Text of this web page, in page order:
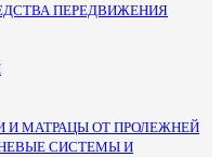
ПЕРЕДВИЖЕНИЯ
И МАТРАЦЫ ОТ ПРОЛЕЖНЕЙ
СИСТЕМЫ И